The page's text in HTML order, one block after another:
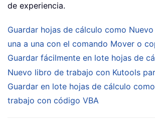
de experiencia.
Guardar hojas de cálculo como
una a una con el comando Mover o
Guardar fácilmente en lote hojas de
Nuevo libro de trabajo con Kutools
Guardar en lote hojas de cálculo
trabajo con código VBA